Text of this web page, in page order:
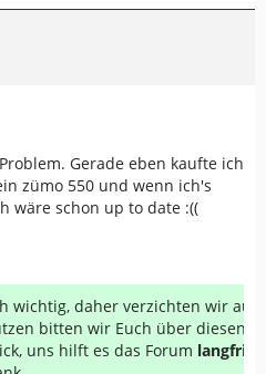
Gerade eben kaufte ich
zümo 550 und wenn ich's
wäre schon up to date :((
wichtig, daher verzichten wir auf
bitten wir Euch über diesen
uns hilft es das Forum